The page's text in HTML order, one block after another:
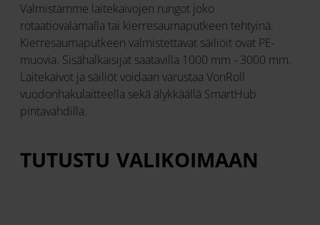
Valmistamme laitekaivojen rungot joko
rotaatiovalamalla tai kierresaumaputkeen tehtyinä.
Kierresaumaputkeen valmistettavat säiliöit ovat PE-
muovia. Sisähalkaisijat saatavilla 1000 mm - 3000 mm.
Laitekaivot ja säiliöt voidaan varustaa VonRoll
vuodonhakulaitteella sekä älykkäällä SmartHub
pintavahdilla.
TUTUSTU VALIKOIMAAN